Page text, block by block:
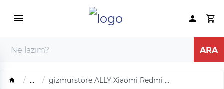
... gizmurstore ALLY Xiaomi Redmi ...